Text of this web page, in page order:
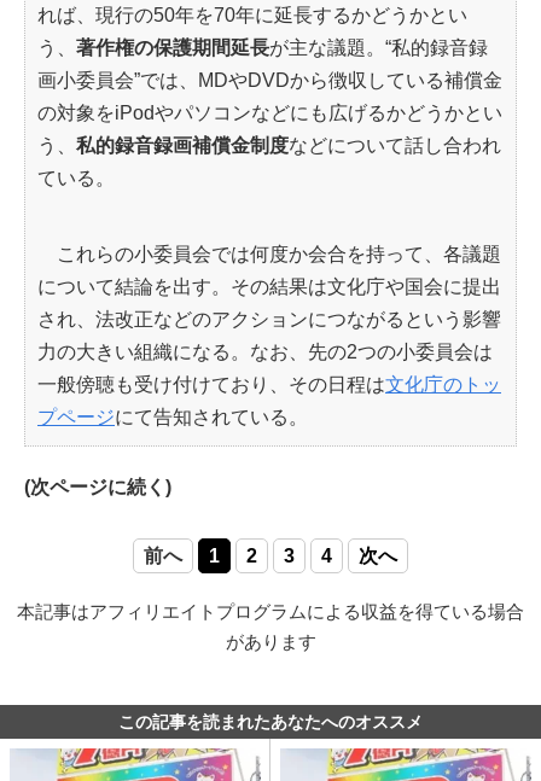
れば、現行の50年を70年に延長するかどうかとい
う、 著作権の保護期間延長が主な議題。“私的録音録
画小委員会”では、MDやDVDから徴収している補償金
の対象をiPodやパソコンなどにも広げるかどうかとい
う、 私的録音録画補償金制度などについて話し合われ
ている。
これらの小委員会では何度か会合を持って、各議題
について結論を出す。その結果は文化庁や国会に提出
され、法改正などのアクションにつながるという影響
力の大きい組織になる。なお、先の2つの小委員会は
一般傍聴も受け付けており、その日程は文化庁のトッ
プページにて告知されている。
(次ページに続く)
前へ 1 2 3 4 次へ
本記事はアフィリエイトプログラムによる収益を得ている場合
があります
この記事を読まれたあなたへのオススメ